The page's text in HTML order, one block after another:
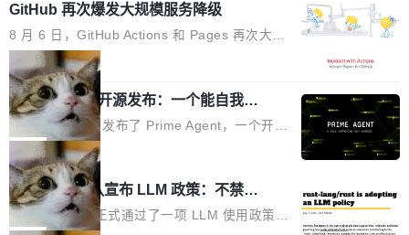
他引用的帖子来自 Mathew Shen，一位 ICLR 2
026 的读者：「看了篇 ...
理由很具体。FA 系列不需要解释，但 FA2 是他
认为最重要的一个——复杂度恰到好处，刚好能
驱动你去学 CuTe，但还没被那些"邪恶的" Hopp
er++ 优化所淹没，足够容易修改和适配。 更关
键的是 FA2 的持久性...
鸿蒙通过统一技术底座和分布式能力，为不同类
型智能设备的开发、连接与互联提供关键支撑，
也为产业链企业探索产品创新与商业增长打开新
的空间。 8月14日，开源鸿蒙智能硬件开发者日
（OHDD：OpenHarmony Hardware Develope
r Day）将在杭州启航。活动面向智能硬件产业
链企业和开发者，邀请行业专家与资深技术顾
问，围绕开源鸿蒙技术能力、设备适配、芯片适
配、功耗与稳定性调优、兼容性测评及统一互联
等内容展开系统讲解和实战交流，帮助企业进一
步了解开源鸿蒙在智能...
GitHub 再次爆发大规模服务降级
8 月 6 日，GitHub Actions 和 Pages 再次大规
模服务降级，Actions 完全不可用超过 5 小时，
webhook 停发，连自托管 runner 也因调度层故
障无法工作。Pages、Copilot code review、C
opilot coding agent 全部受影响。从检测到完全
恢复，大约 12 小时。 这是 2026 年 8 月的第六
起事故，其中四起与 AI/Copilot 服务相关。 Git
Hub 员工 kdaigle 在 HN 讨论中贴出了一组数
据：2025 年全年 10 亿次 commit。现在，每周
局
Prime Agent 开源发布：一个能自我改
进的编程 Agent，ARC-AGI 3 超越人类
专家基线
Prime Intellect 发布了 Prime Agent，一个开源
的编程 Agent Harness，核心设计围绕两个抽
象：Recursive Language Model（RLM）和 C
ontinual Harness。在 ARC-AGI 3 基准测试
上，Prime Agent + Opus 5 的组合达到了 95.
局
Rust 项目团队宣布 LLM 政策：不禁
止，但你要承认哪些代码不是你写的
Rust 语言项目正式通过了一项 LLM 使用政策，